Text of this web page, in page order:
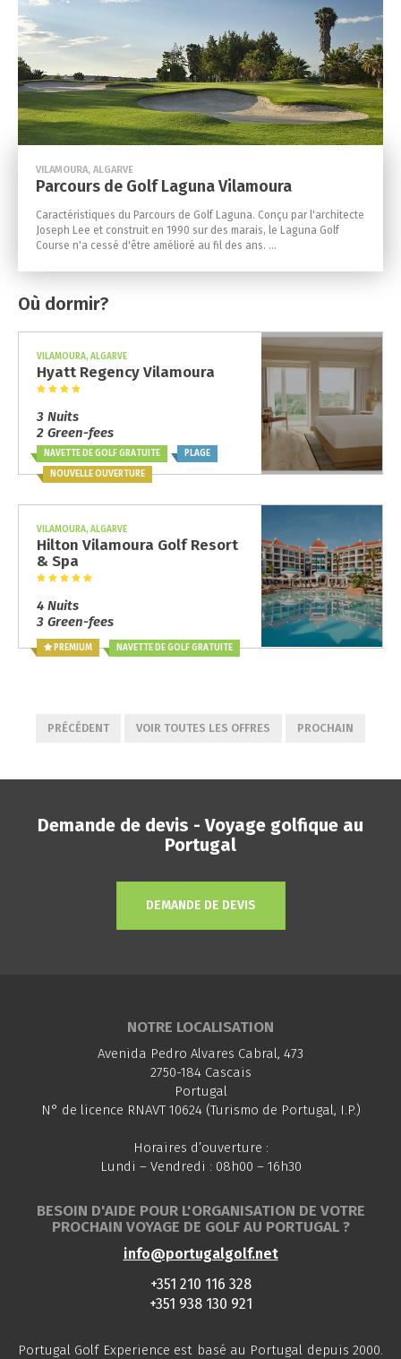
VILAMOURA, ALGARVE
Parcours de Golf Laguna Vilamoura
Caractéristiques du Parcours de Golf Laguna. Conçu par l'architecte
Joseph Lee et construit en 1990 sur des marais, le Laguna Golf
Course n'a cessé d'être amélioré au fil des ans. ...
Où dormir?
VILAMOURA, ALGARVE
Hyatt Regency Vilamoura
3 Nuits
2 Green-fees
NAVETTE DE GOLF GRATUITE
PLAGE
NOUVELLE OUVERTURE
VILAMOURA, ALGARVE
Hilton Vilamoura Golf Resort
& Spa
4 Nuits
3 Green-fees
PREMIUM NAVETTE DE GOLF GRATUITE
PRÉCÉDENT VOIR TOUTES LES OFFRES PROCHAIN
Demande de devis - Voyage golfique au
Portugal
DEMANDE DE DEVIS
NOTRE LOCALISATION
Avenida Pedro Alvares Cabral, 473
2750-184 Cascais
Portugal
N° de licence RNAVT 10624 (Turismo de Portugal, I.P.)
Horaires d’ouverture :
Lundi – Vendredi : 08h00 – 16h30
BESOIN D'AIDE POUR L'ORGANISATION DE VOTRE
PROCHAIN VOYAGE DE GOLF AU PORTUGAL ?
info@portugalgolf.net
+351 210 116 328
+351 938 130 921
Portugal Golf Experience est basé au Portugal depuis 2000.